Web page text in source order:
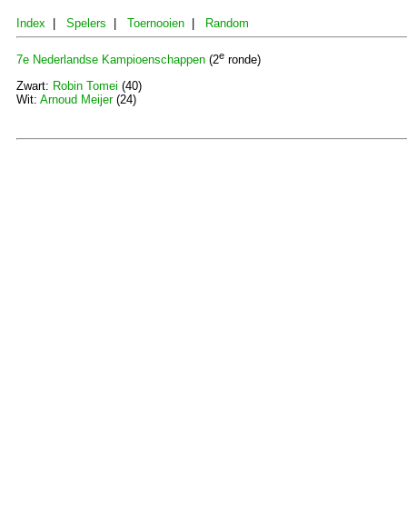
Index Spelers Toernooien Random
7e Nederlandse Kampioenschappen (2e ronde)
Zwart: Robin Tomei (40)
Wit: Arnoud Meijer(24)